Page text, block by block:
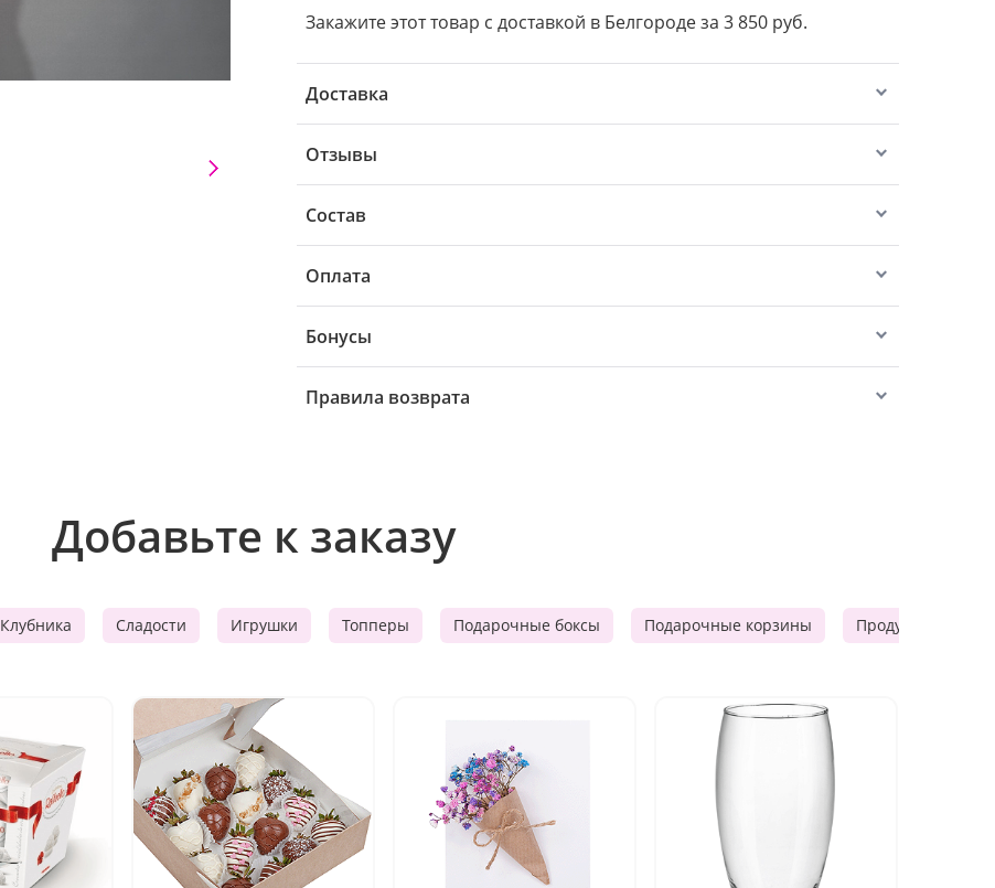
Закажите этот товар с доставкой в Белгороде за 3 850 руб.
Доставка
Отзывы
Состав
Оплата
Бонусы
Правила возврата
Добавьте к заказу
Клубника Сладости Игрушки Топперы Подарочные боксы Подарочные корзины Продуктовые